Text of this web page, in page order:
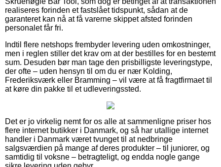
realiseres forinden et fastslået tidspunkt, sådan at de
garanteret kan nå at få varerne skippet afsted forinden
personalet får fri.
Indtil flere netshops frembyder levering uden omkostninger,
men i reglen stiller det krav om at der bestilles for en bestemt
sum. Desuden bør man tage den prisbilligste leveringstype,
der ofte – uden hensyn til om du er nær Kolding,
Frederiksværk eller Bramming – vil være at få fragtfirmaet til
at køre din pakke til et udleveringssted.
Det er jo virkelig nemt for os alle at sammenligne priser hos
flere internet butikker i Danmark, og så har utallige internet
handler i Danmark været tvunget til at nedbringe
salgsværdien på mange af deres produkter – til juniorer, og
samtidig til voksne – betragteligt, og endda nogle gange